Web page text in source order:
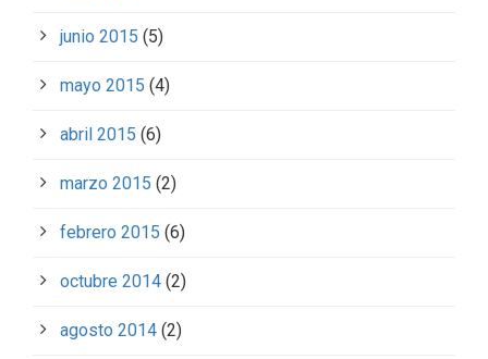
junio 2015 (5)
mayo 2015 (4)
abril 2015 (6)
marzo 2015 (2)
febrero 2015 (6)
octubre 2014 (2)
agosto 2014 (2)